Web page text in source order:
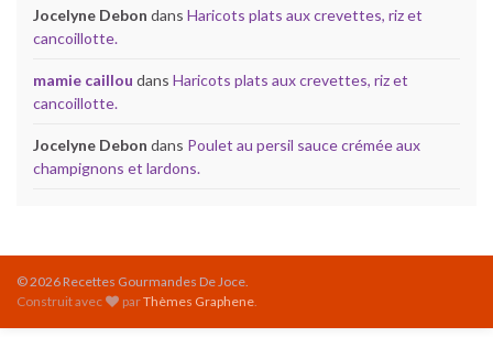
Jocelyne Debon dans Haricots plats aux crevettes, riz et
cancoillotte.
mamie caillou dans Haricots plats aux crevettes, riz et
cancoillotte.
Jocelyne Debon dans Poulet au persil sauce crémée aux
champignons et lardons.
© 2026 Recettes Gourmandes De Joce.
Construit avec
parThèmes Graphene